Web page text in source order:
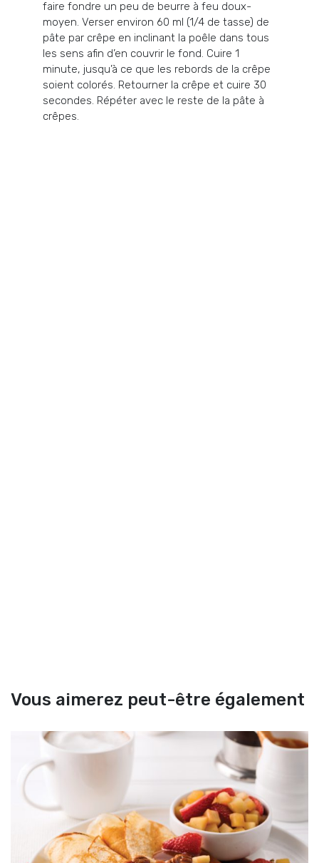
faire fondre un peu de beurre à feu doux-
moyen. Verser environ 60 ml (1/4 de tasse) de
pâte par crêpe en inclinant la poêle dans tous
les sens afin d’en couvrir le fond. Cuire 1
minute, jusqu’à ce que les rebords de la crêpe
soient colorés. Retourner la crêpe et cuire 30
secondes. Répéter avec le reste de la pâte à
crêpes.
Vous aimerez peut-être également